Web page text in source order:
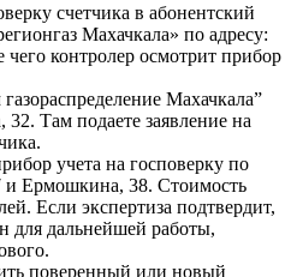
счетчика в абонентский
Махачкала» по адресу:
контролер осмотрит прибор
Махачкала”
32. Там подаете заявление на
учета на госповерку по
и Ермошкина, 38. Стоимость
Если экспертиза подтвердит,
для дальнейшей работы,
поверенный или новый